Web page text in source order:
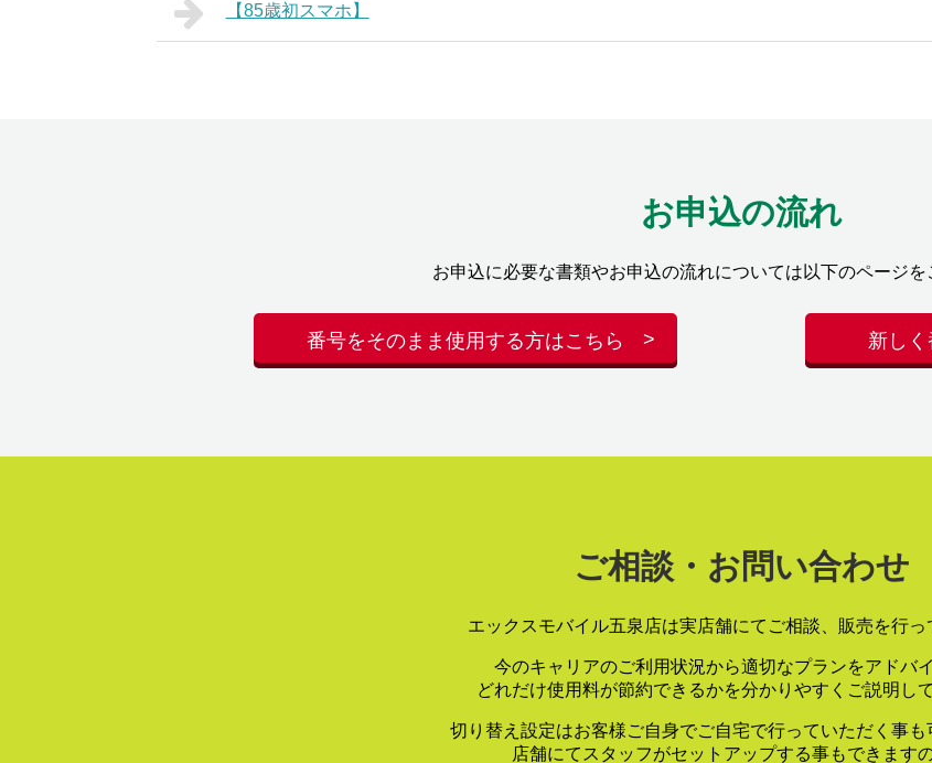
【85歳初スマホ】
お申込の流れ
お申込に必要な書類やお申込の流れについては以下のページを
番号をそのまま使用する方はこちら 新し
ご相談・お問い合わせ
エックスモバイル五泉店は実店舗にてご相談、販売を行っ
今のキャリアのご利用状況から適切なプランをアドバイ
どれだけ使用料が節約できるかを分かりやすくご説明して
切り替え設定はお客様ご自身でご自宅で行っていただく事も
店舗にてスタッフがセットアップする事もできますの